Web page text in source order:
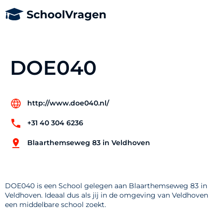
DOE040
http://www.doe040.nl/
+31 40 304 6236
Blaarthemseweg 83 in Veldhoven
DOE040 is een School gelegen aan Blaarthemseweg 83 in
Veldhoven. Ideaal dus als jij in de omgeving van Veldhoven
een middelbare school zoekt.